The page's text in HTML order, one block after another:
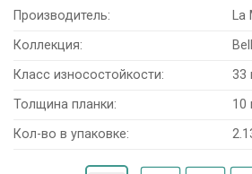
Производитель:
La
Коллекция:
Класс износостойкости:
33
Толщина планки:
10
Кол-во в упаковке: